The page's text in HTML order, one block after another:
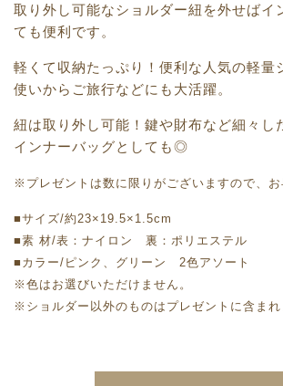
取り外し可能なショルダー紐を外せばイ
ても便利です。
軽くて収納たっぷり！便利な人気の軽量
使いからご旅行などにも大活躍。
紐は取り外し可能！鍵や財布など細々し
インナーバッグとしても◎
※プレゼントは数に限りがございますので、お
■サイズ/約23×19.5×1.5cm
■素 材/表：ナイロン 裏：ポリエステル
■カラー/ピンク、グリーン 2色アソート
※色はお選びいただけません。
※ショルダー以外のものはプレゼントに含まれ